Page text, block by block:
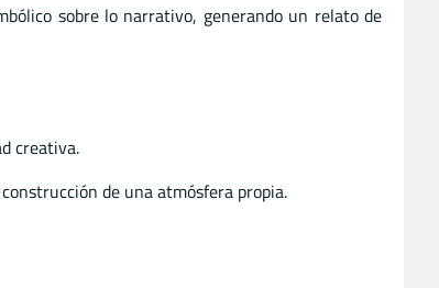
sobre lo narrativo, generando un relato de
creativa.
de una atmósfera propia.